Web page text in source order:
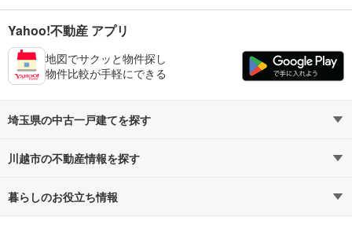
Yahoo!不動産 アプリ
地図でサクッと物件探し
物件比較が手軽にできる
埼玉県の中古一戸建てを探す
路線・駅から探す
通勤・通学時間から探す
川越市の不動産情報を探す
不動産・住宅
暮らしのお役立ち情報